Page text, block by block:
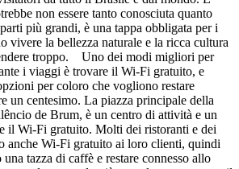
non essere tanto conosciuta quanto
più grandi, è una tappa obbligata per i
vivere la bellezza naturale e la ricca cultura
troppo. Uno dei modi migliori per
i viaggi è trovare il Wi-Fi gratuito, e
per coloro che vogliono restare
un centesimo. La piazza principale della
de Brum, è un centro di attività e un
il Wi-Fi gratuito. Molti dei ristoranti e dei
anche Wi-Fi gratuito ai loro clienti, quindi
tazza di caffè e restare connesso allo